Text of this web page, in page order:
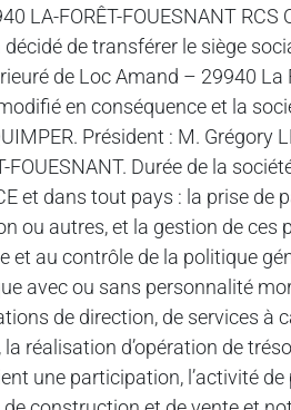
LA-FORÊT-FOUESNANT
de transférer le siège
de Loc Amand – 29940 La
en conséquence et la
Président : M. Grégory
FOUESNANT. Durée de la
et dans tout pays : la prise
ou autres, et la gestion de
et au contrôle de la politique
avec ou sans personnalité
de direction, de services
réalisation d’opération de
une participation, l’activité